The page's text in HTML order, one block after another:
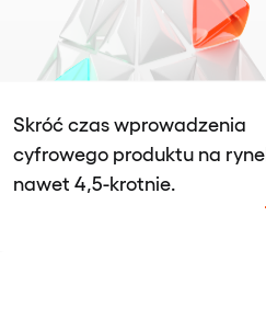
Skróć czas wprowadzenia
cyfrowego produktu na
nawet 4,5-krotnie.